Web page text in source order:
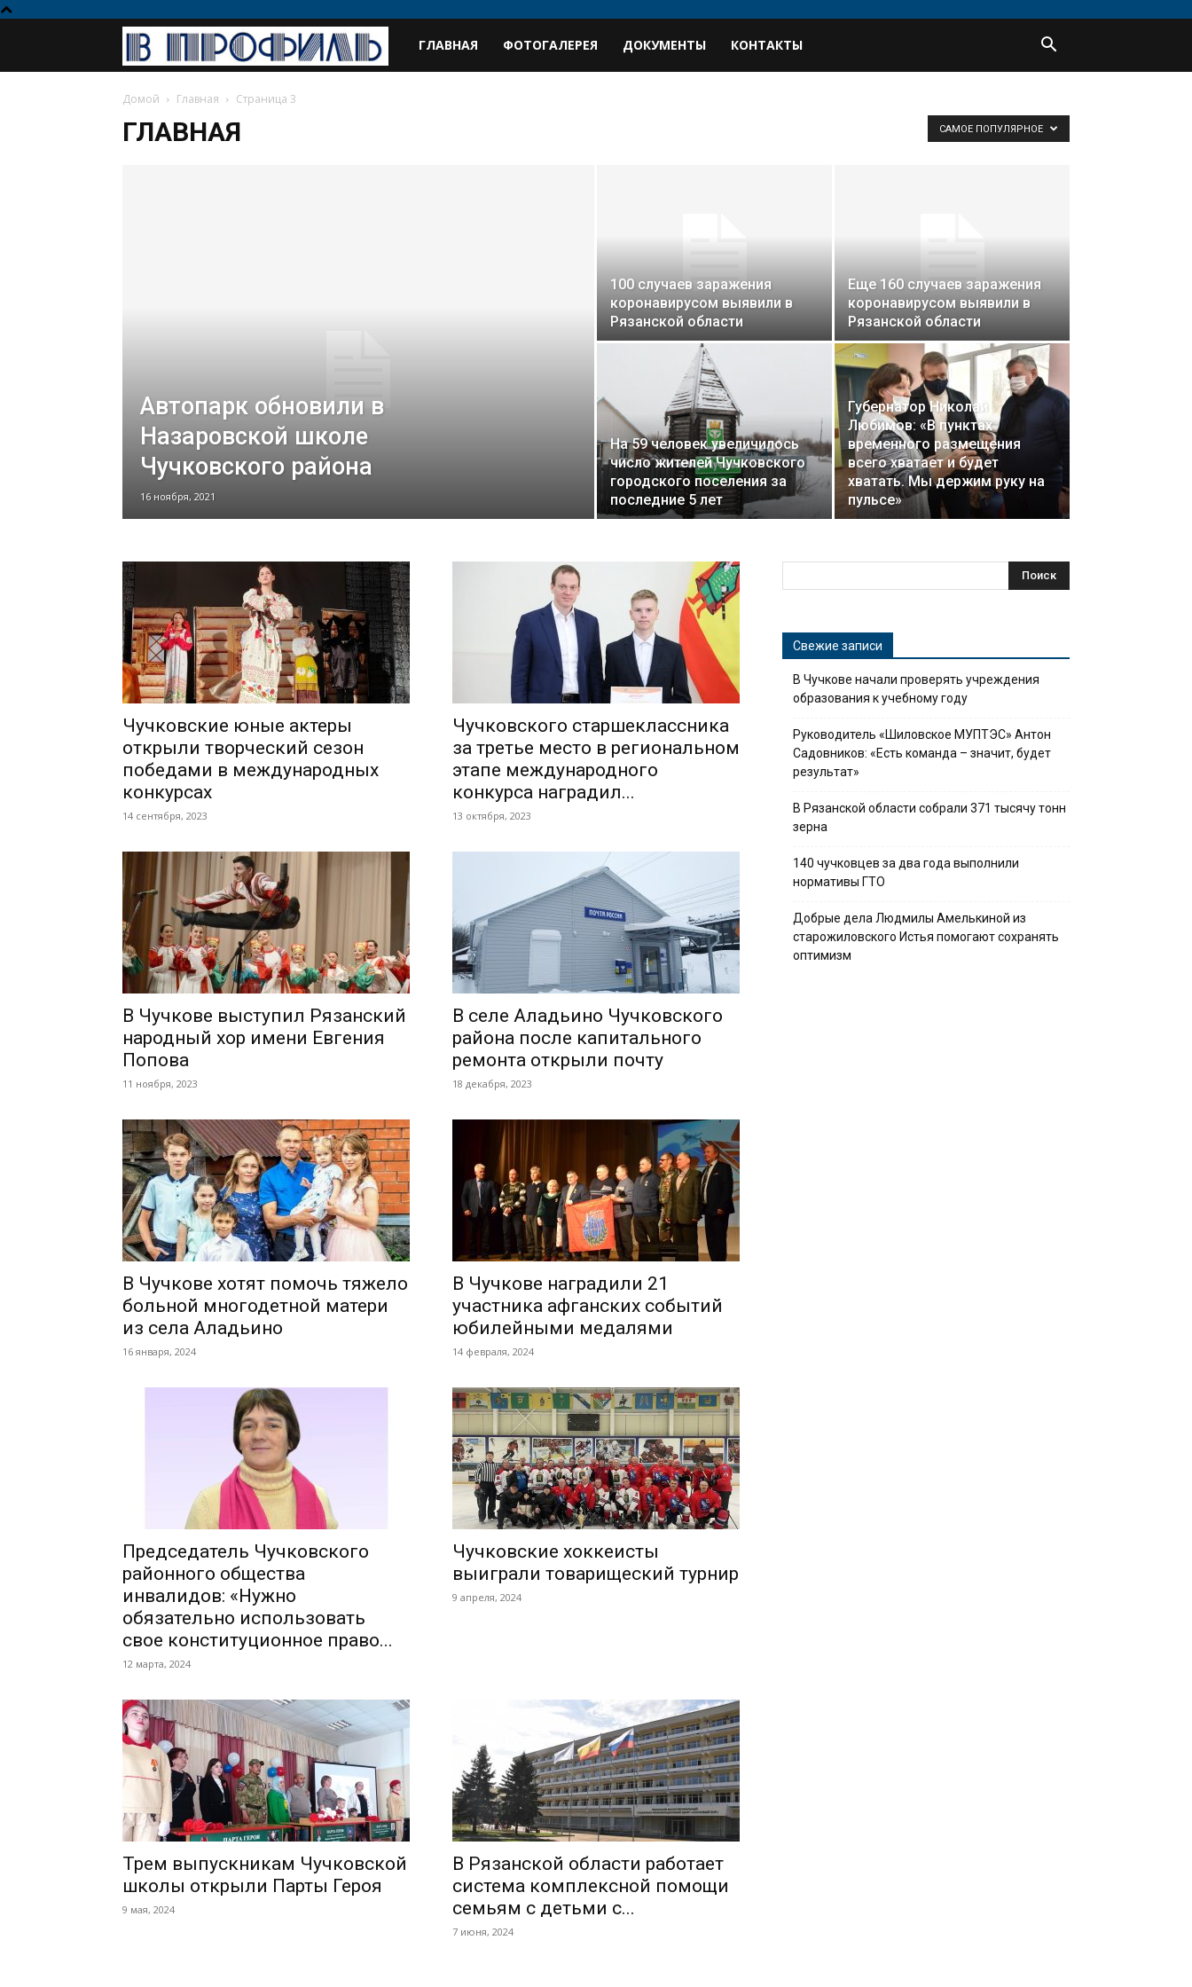
ГЛАВНАЯ ФОТОГАЛЕРЕЯ ДОКУМЕНТЫ КОНТАКТЫ
Домой Главная Страница 3
ГЛАВНАЯ САМОЕ ПОПУЛЯРНОЕ
Автопарк обновили в
Назаровской школе
Чучковского района
16 ноября, 2021
100 случаев заражения
коронавирусом выявили в
Рязанской области
Еще 160 случаев заражения
коронавирусом выявили в
Рязанской области
На 59 человек увеличилось
число жителей Чучковского
городского поселения за
последние 5 лет
Губернатор Николай
Любимов: «В пунктах
временного размещения
всего хватает и будет
хватать. Мы держим руку на
пульсе»
Чучковские юные актеры
открыли творческий сезон
победами в международных
конкурсах
14 сентября, 2023
Чучковского старшеклассника
за третье место в региональном
этапе международного
конкурса наградил...
13 октября, 2023
В Чучкове выступил Рязанский
народный хор имени Евгения
Попова
11 ноября, 2023
В селе Аладьино Чучковского
района после капитального
ремонта открыли почту
18 декабря, 2023
В Чучкове хотят помочь тяжело
больной многодетной матери
из села Аладьино
16 января, 2024
В Чучкове наградили 21
участника афганских событий
юбилейными медалями
14 февраля, 2024
Председатель Чучковского
районного общества
инвалидов: «Нужно
обязательно использовать
свое конституционное право...
12 марта, 2024
Чучковские хоккеисты
выиграли товарищеский турнир
9 апреля, 2024
Трем выпускникам Чучковской
школы открыли Парты Героя
9 мая, 2024
В Рязанской области работает
система комплексной помощи
семьям с детьми с...
7 июня, 2024
Свежие записи
В Чучкове начали проверять учреждения
образования к учебному году
Руководитель «Шиловское МУПТЭС» Антон
Садовников: «Есть команда – значит, будет
результат»
В Рязанской области собрали 371 тысячу тонн
зерна
140 чучковцев за два года выполнили
нормативы ГТО
Добрые дела Людмилы Амелькиной из
старожиловского Истья помогают сохранять
оптимизм